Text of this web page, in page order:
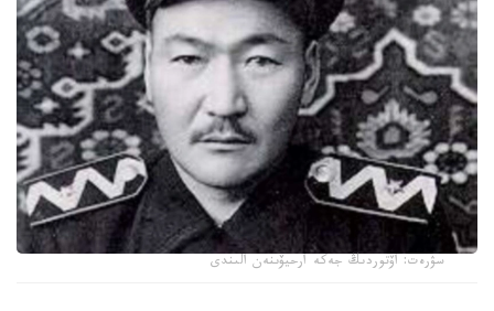
سۋرەت: اۆتوردىڭ جەكە ارحيۆىنەن الىندى